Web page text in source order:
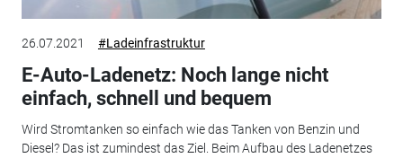
26.07.2021 #Ladeinfrastruktur
E-Auto-Ladenetz: Noch lange nicht
einfach, schnell und bequem
Wird Stromtanken so einfach wie das Tanken von Benzin und
Diesel? Das ist zumindest das Ziel. Beim Aufbau des Ladenetzes